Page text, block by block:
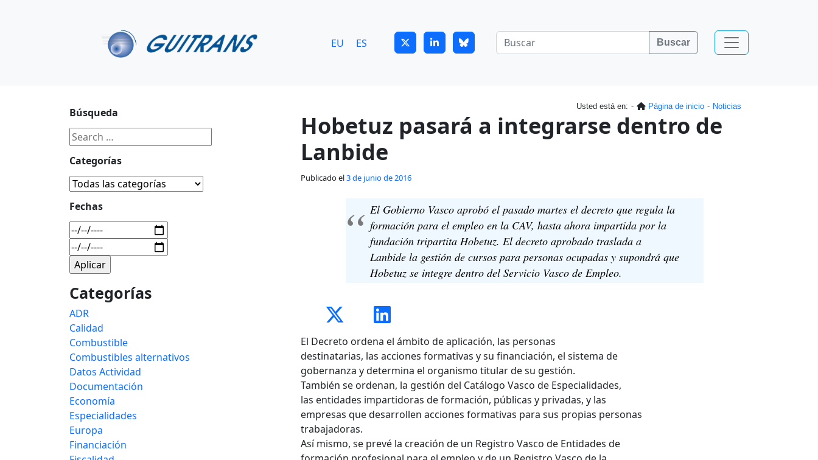
EU ES Buscar
Usted está en: Página de inicio Noticias
Hobetuz pasará a integrarse dentro de
Lanbide
Publicado el3 de junio de 2016
El Gobierno Vasco aprobó el pasado martes el decreto que regula la
formación para el empleo en la CAV, hasta ahora impartida por la
fundación tripartita Hobetuz. El decreto aprobado traslada a
Lanbide la gestión de cursos para personas ocupadas y supondrá que
Hobetuz se integre dentro del Servicio Vasco de Empleo.
El Decreto ordena el ámbito de aplicación, las personas
destinatarias, las acciones formativas y su financiación, el sistema de
gobernanza y determina el organismo titular de su gestión.
También se ordenan, la gestión del Catálogo Vasco de Especialidades,
las entidades impartidoras de formación, públicas y privadas, y las
empresas que desarrollen acciones formativas para sus propias personas
trabajadoras.
Así mismo, se prevé la creación de un Registro Vasco de Entidades de
Búsqueda
Categorías
Fechas
Categorías
ADR
Calidad
Combustible
Combustibles alternativos
Datos Actividad
Documentación
Economía
Especialidades
Europa
Financiación